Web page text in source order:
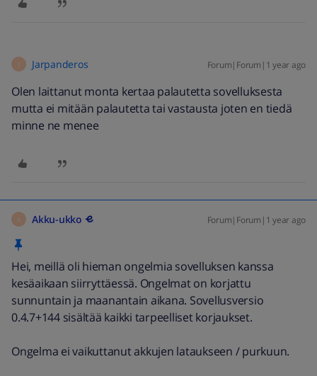
Jarpanderos Forum|Forum|1 year ago
Olen laittanut monta kertaa palautetta sovelluksesta
mutta ei mitään palautetta tai vastausta joten en tiedä
minne ne menee
A Akku-ukko Forum|Forum|1 year ago
Hei, meillä oli hieman ongelmia sovelluksen kanssa
kesäaikaan siirryttäessä. Ongelmat on korjattu
sunnuntain ja maanantain aikana. Sovellusversio
0.4.7+144 sisältää kaikki tarpeelliset korjaukset.
Ongelma ei vaikuttanut akkujen lataukseen / purkuun.